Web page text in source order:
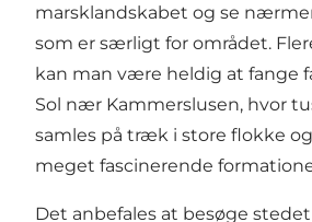
marsklandskabet og se
som er særligt for området.
kan man være heldig at fange
Sol nær Kammerslusen, hvor
samles på træk i store flokke
meget fascinerende
Det anbefales at besøge